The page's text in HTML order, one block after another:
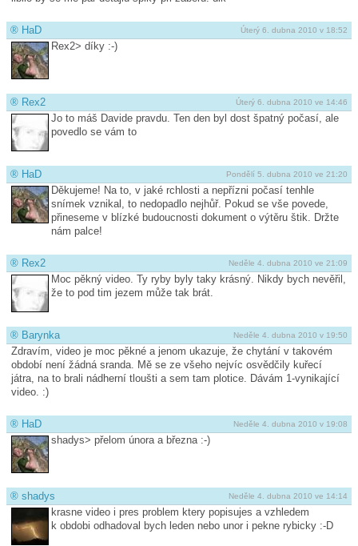
Úterý 6. dubna 2010 v 18:52
® HaD
Rex2> díky :-)
Úterý 6. dubna 2010 ve 14:46
® Rex2
Jo to máš Davide pravdu. Ten den byl dost špatný počasí, ale
povedlo se vám to
Pondělí 5. dubna 2010 ve 21:20
® HaD
Děkujeme! Na to, v jaké rchlosti a nepřízni počasí tenhle
snímek vznikal, to nedopadlo nejhůř. Pokud se vše povede,
přineseme v blízké budoucnosti dokument o výtěru štik. Držte
nám palce!
Neděle 4. dubna 2010 ve 21:09
® Rex2
Moc pěkný video. Ty ryby byly taky krásný. Nikdy bych nevěřil,
že to pod tim jezem může tak brát.
Neděle 4. dubna 2010 v 19:50
® Barynka
Zdravím, video je moc pěkné a jenom ukazuje, že chytání v takovém
období není žádná sranda. Mě se ze všeho nejvíc osvědčily kuřecí
játra, na to brali nádherní tloušti a sem tam plotice. Dávám 1-vynikající
video. :)
Neděle 4. dubna 2010 v 19:08
® HaD
shadys> přelom února a března :-)
Neděle 4. dubna 2010 ve 14:14
® shadys
krasne video i pres problem ktery popisujes a vzhledem
k obdobi odhadoval bych leden nebo unor i pekne rybicky :-D